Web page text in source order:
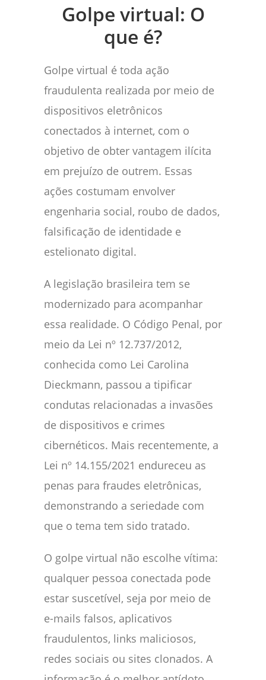
Golpe virtual: O
que é?
Golpe virtual é toda ação
fraudulenta realizada por meio de
dispositivos eletrônicos
conectados à internet, com o
objetivo de obter vantagem ilícita
em prejuízo de outrem. Essas
ações costumam envolver
engenharia social, roubo de dados,
falsificação de identidade e
estelionato digital.
A legislação brasileira tem se
modernizado para acompanhar
essa realidade. O Código Penal, por
meio da Lei nº 12.737/2012,
conhecida como Lei Carolina
Dieckmann, passou a tipificar
condutas relacionadas a invasões
de dispositivos e crimes
cibernéticos. Mais recentemente, a
Lei nº 14.155/2021 endureceu as
penas para fraudes eletrônicas,
demonstrando a seriedade com
que o tema tem sido tratado.
O golpe virtual não escolhe vítima:
qualquer pessoa conectada pode
estar suscetível, seja por meio de
e-mails falsos, aplicativos
fraudulentos, links maliciosos,
redes sociais ou sites clonados. A